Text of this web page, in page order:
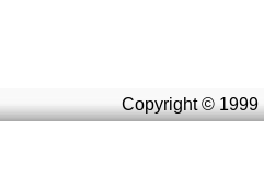
Copyright © 1999